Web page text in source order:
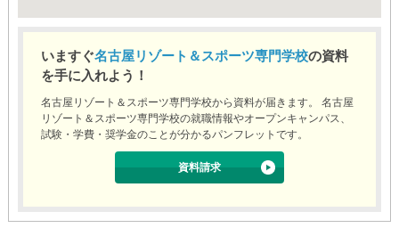
いますぐ名古屋リゾート＆スポーツ専門学校の資料
を手に入れよう！
名古屋リゾート＆スポーツ専門学校から資料が届きます。 名古屋
リゾート＆スポーツ専門学校の就職情報やオープンキャンパス、
試験・学費・奨学金のことが分かるパンフレットです。
資料請求